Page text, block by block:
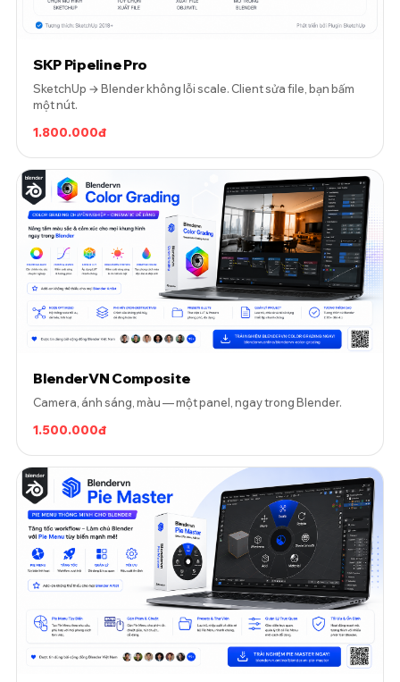
SKP Pipeline Pro
SketchUp → Blender không lỗi scale. Client sửa file, bạn bấm
một nút.
1.800.000đ
BlenderVN Composite
Camera, ánh sáng, màu — một panel, ngay trong Blender.
1.500.000đ